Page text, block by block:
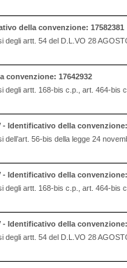
della convenzione: 17582381
artt. 54 del D.L.VO 28
convenzione: 17642932
artt. 168-bis c.p., art. 464-
- Identificativo della
56-bis della legge 24
- Identificativo della
artt. 168-bis c.p., art. 464-
- Identificativo della
artt. 54 del D.L.VO 28